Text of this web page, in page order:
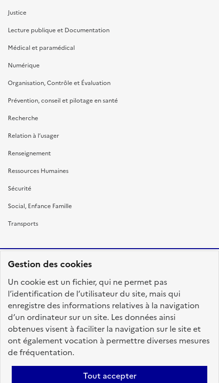
Gestion des cookies
Un cookie est un fichier, qui ne permet pas
l’identification de l’utilisateur du site, mais qui
enregistre des informations relatives à la navigation
d’un ordinateur sur un site. Les données ainsi
obtenues visent à faciliter la navigation sur le site et
ont également vocation à permettre diverses mesures
de fréquentation.
Tout accepter
Justice
Lecture publique et Documentation
Médical et paramédical
Numérique
Organisation, Contrôle et Évaluation
Prévention, conseil et pilotage en santé
Recherche
Relation à l’usager
Renseignement
Ressources Humaines
Sécurité
Social, Enfance Famille
Transports
FRANÇAISE
fonction-publique.gouv.fr
legifrance.gouv.fr
gouvernement.fr